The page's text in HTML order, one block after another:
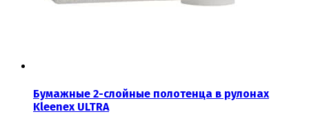
Бумажные 2-слойные полотенца в рулонах
Kleenex ULTRA